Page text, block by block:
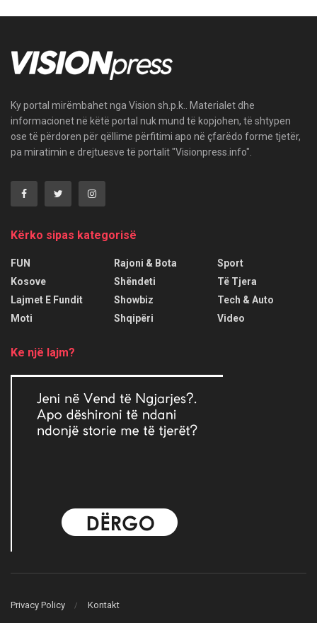
Ky portal mirëmbahet nga Vision sh.p.k.. Materialet dhe
informacionet në këtë portal nuk mund të kopjohen, të shtypen
ose të përdoren për qëllime përfitimi apo në çfarëdo forme tjetër,
pa miratimin e drejtuesve të portalit "Visionpress.info".
Kërko sipas kategorisë
FUN
Kosove
Lajmet E Fundit
Moti
Rajoni & Bota
Shëndeti
Showbiz
Shqipëri
Sport
Të Tjera
Tech & Auto
Video
Ke një lajm?
Privacy Policy Kontakt